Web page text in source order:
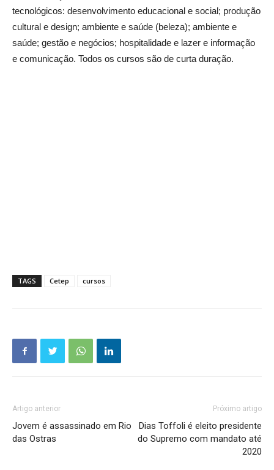
tecnológicos: desenvolvimento educacional e social; produção
cultural e design; ambiente e saúde (beleza); ambiente e
saúde; gestão e negócios; hospitalidade e lazer e informação
e comunicação. Todos os cursos são de curta duração.
TAGS Cetep cursos
Artigo anterior
Jovem é assassinado em Rio
das Ostras
Próximo artigo
Dias Toffoli é eleito presidente
do Supremo com mandato até
2020